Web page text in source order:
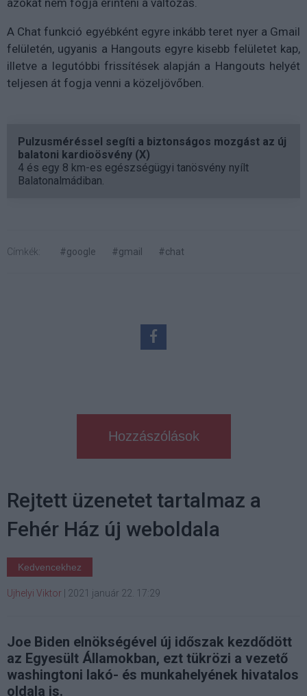
azokat nem fogja érinteni a változás.
A Chat funkció egyébként egyre inkább teret nyer a Gmail
felületén, ugyanis a Hangouts egyre kisebb felületet kap,
illetve a legutóbbi frissítések alapján a Hangouts helyét
teljesen át fogja venni a közeljövőben.
Pulzusméréssel segíti a biztonságos mozgást az új
balatoni kardioösvény (X)
4 és egy 8 km-es egészségügyi tanösvény nyílt
Balatonalmádiban.
Címkék: #google #gmail #chat
Hozzászólások
Rejtett üzenetet tartalmaz a
Fehér Ház új weboldala
Kedvencekhez
Ujhelyi Viktor 2021 január 22. 17:29
Joe Biden elnökségével új időszak kezdődött
az Egyesült Államokban, ezt tükrözi a vezető
washingtoni lakó- és munkahelyének hivatalos
oldala is.